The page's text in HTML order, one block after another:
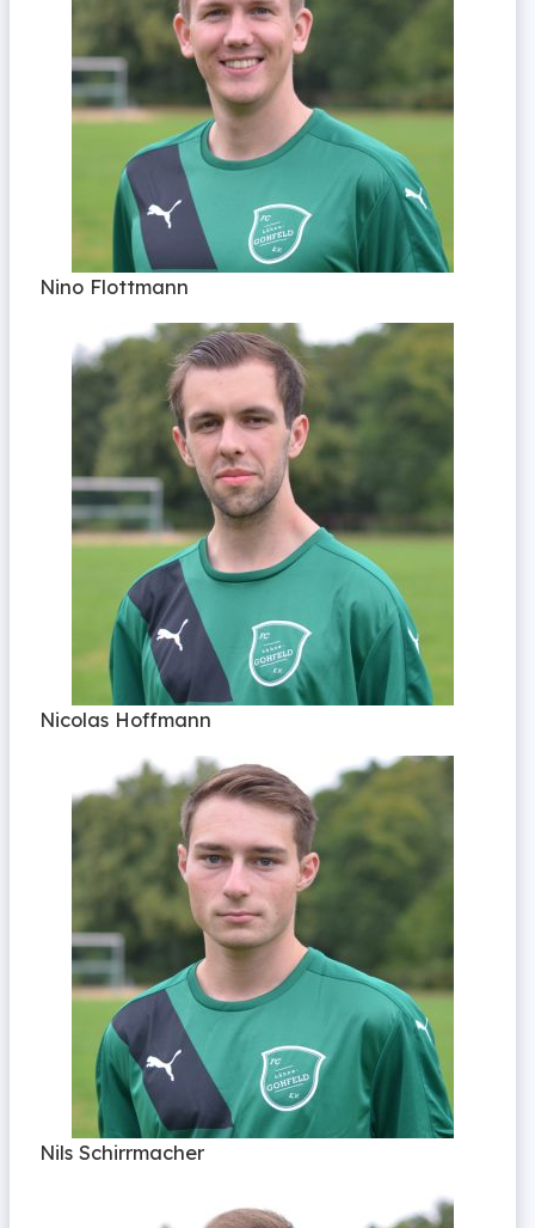
Nino Flottmann
Nicolas Hoffmann
Nils Schirrmacher